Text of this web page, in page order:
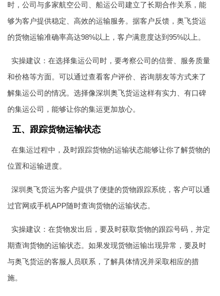
时，公司与多家航空公司、船运公司建立了长期合作关系，能
够为客户提供稳定、高效的运输服务。据客户反馈，奥飞货运
的货物运输准确率高达98%以上，客户满意度达到95%以上。
实操建议：在选择集运公司时，要考察公司的信誉、服务质量
和价格等方面。可以通过查看客户评价、咨询朋友等方式来了
解集运公司的情况。选择像深圳奥飞货运这样有实力、有口碑
的集运公司，能够让你的集运更加放心。
五、跟踪货物运输状态
在集运过程中，及时跟踪货物的运输状态能够让你了解货物的
位置和运输进度。
深圳奥飞货运为客户提供了便捷的货物跟踪系统，客户可以通
过官网或手机APP随时查询货物的运输状态。
实操建议：在货物发出后，要及时获取货物的跟踪号码，并定
期查询货物的运输状态。如果发现货物运输出现异常，要及时
与奥飞货运的客服人员联系，了解具体情况并采取相应的措
施。